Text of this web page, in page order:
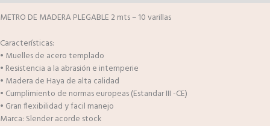
METRO DE MADERA PLEGABLE 2 mts – 10 varillas
Características:
• Muelles de acero templado
• Resistencia a la abrasión e intemperie
• Madera de Haya de alta calidad
• Cumplimiento de normas europeas (Estandar III -CE)
• Gran flexibilidad y facil manejo
Marca: Slender acorde stock